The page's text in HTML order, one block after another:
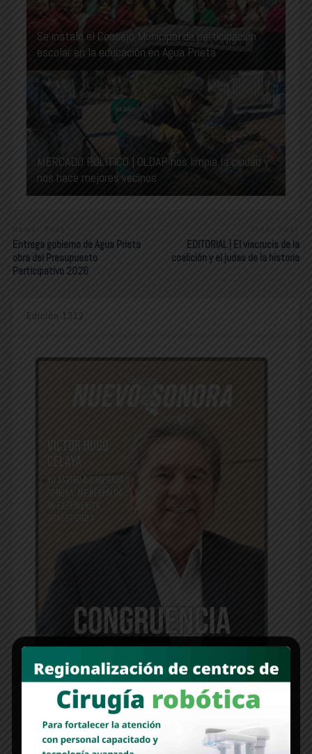
Se instaló el Consejo Municipal de participación
escolar en la educación en Agua Prieta
MERCADO POLÍTICO | OLDAP nos limpia la ciudad y
nos hace mejores vecinos
Newer Post
Entrega gobierno de Agua Prieta
obra del Presupuesto
Participativo 2026
Older Post
EDITORIAL | El viacrucis de la
coalición y el judas de la historia
Edición 1312